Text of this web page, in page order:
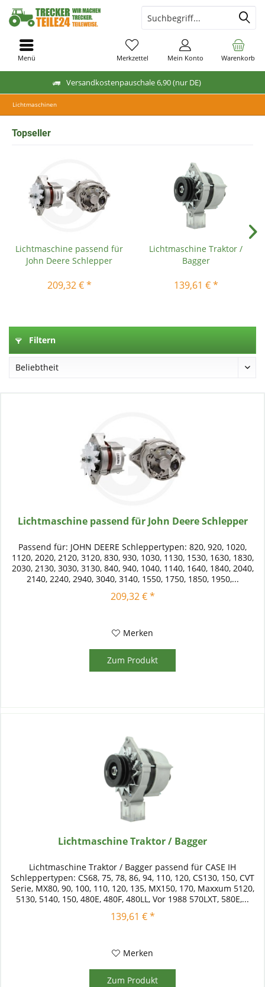
Versandkostenpauschale 6,90 (nur DE)
Warenkorb
Merkzettel Mein Konto
Menü
Lichtmaschinen
Topseller
Lichtmaschine passend für
John Deere Schlepper
209,32 € *
Lichtmaschine Traktor /
Bagger
139,61 € *
Filtern
Lichtmaschine passend für John Deere Schlepper
Passend für: JOHN DEERE Schleppertypen: 820, 920, 1020,
1120, 2020, 2120, 3120, 830, 930, 1030, 1130, 1530, 1630, 1830,
2030, 2130, 3030, 3130, 840, 940, 1040, 1140, 1640, 1840, 2040,
2140, 2240, 2940, 3040, 3140, 1550, 1750, 1850, 1950,...
209,32 € *
Merken
Zum Produkt
Lichtmaschine Traktor / Bagger
Lichtmaschine Traktor / Bagger passend für CASE IH
Schleppertypen: CS68, 75, 78, 86, 94, 110, 120, CS130, 150, CVT
Serie, MX80, 90, 100, 110, 120, 135, MX150, 170, Maxxum 5120,
5130, 5140, 150, 480E, 480F, 480LL, Vor 1988 570LXT, 580E,...
139,61 € *
Merken
Zum Produkt